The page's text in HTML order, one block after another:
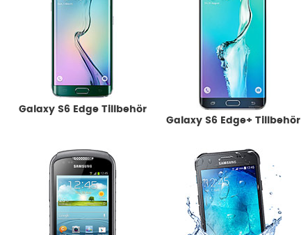
Galaxy S6 Edge Tillbehör
Galaxy S6 Edge+ Tillbehör